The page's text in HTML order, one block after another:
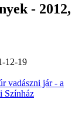
- 2012,
12-19
vadászni jár - a
Színház